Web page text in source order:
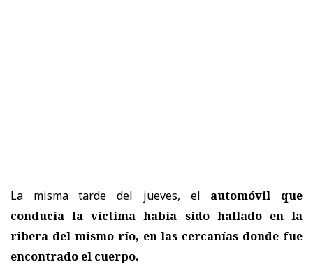
La misma tarde del jueves, el automóvil que
conducía la víctima había sido hallado en la
ribera del mismo río, en las cercanías donde fue
encontrado el cuerpo.